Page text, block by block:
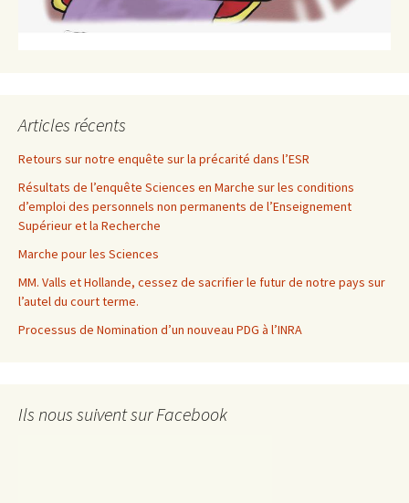
Articles récents
Retours sur notre enquête sur la précarité dans l’ESR
Résultats de l’enquête Sciences en Marche sur les conditions
d’emploi des personnels non permanents de l’Enseignement
Supérieur et la Recherche
Marche pour les Sciences
MM. Valls et Hollande, cessez de sacrifier le futur de notre pays sur
l’autel du court terme.
Processus de Nomination d’un nouveau PDG à l’INRA
Ils nous suivent sur Facebook